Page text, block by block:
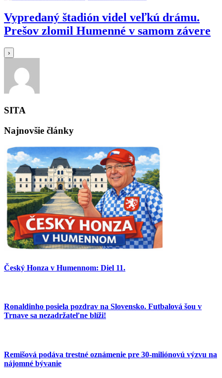
Vypredaný štadión videl veľkú drámu.
Prešov zlomil Humenné v samom závere
›
SITA
Najnovšie články
Český Honza v Humennom: Diel 11.
Ronaldinho posiela pozdrav na Slovensko. Futbalová šou v
Trnave sa nezadržateľne blíži!
Remišová podáva trestné oznámenie pre 30-miliónovú výzvu na
nájomné bývanie